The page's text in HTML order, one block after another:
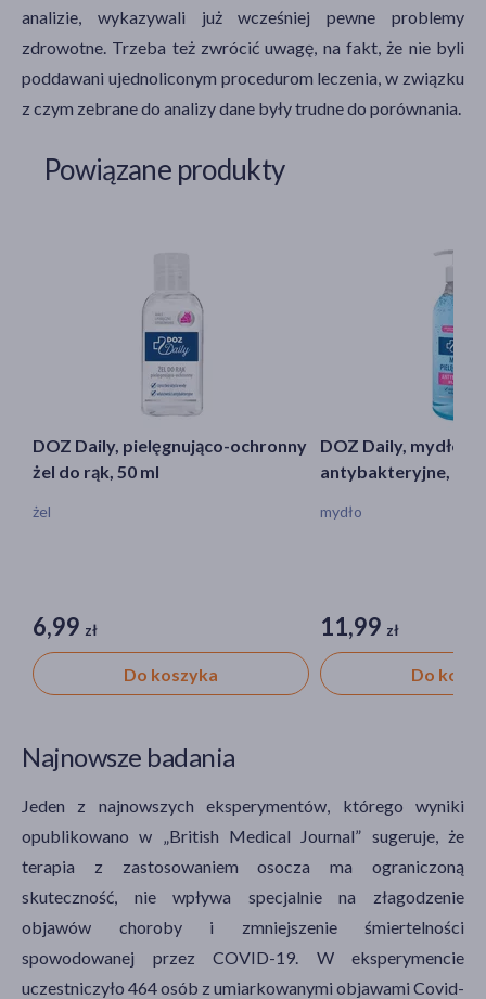
analizie, wykazywali już wcześniej pewne problemy
zdrowotne. Trzeba też zwrócić uwagę, na fakt, że nie byli
poddawani ujednoliconym procedurom leczenia, w związku
z czym zebrane do analizy dane były trudne do porównania.
Powiązane produkty
DOZ Daily, pielęgnująco-ochronny
żel do rąk, 50 ml
żel
6,99 zł
Do koszyka
DOZ Daily, mydło
antybakteryjne, 500
mydło
11,99 zł
Do
Najnowsze badania
Jeden z najnowszych eksperymentów, którego wyniki
opublikowano w „British Medical Journal” sugeruje, że
terapia z zastosowaniem osocza ma ograniczoną
skuteczność, nie wpływa specjalnie na złagodzenie
objawów choroby i zmniejszenie śmiertelności
spowodowanej przez COVID-19. W eksperymencie
uczestniczyło 464 osób z umiarkowanymi objawami Covid-